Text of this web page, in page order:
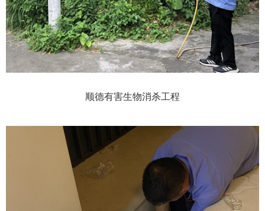
顺德有害生物消杀工程